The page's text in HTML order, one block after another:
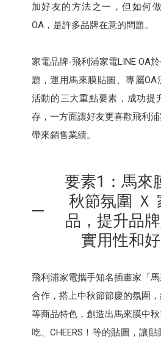
加好友的方法之一，但如何
OA，是許多品牌在意的問題。
家電品牌-飛利浦家電LINE OA
題，運用馬來膜貼圖、專屬
活動的三大重點要素，成功提
存，一方面讓好友更喜歡飛利
帶來銷售業績。
要素1：馬來
秋節氛圍 Ｘ
品，提升品
實用性和
飛利浦家電攜手知名插畫家「
合作，搭上中秋節節慶的氛圍
等商品特色，創造出馬來膜中
吃、CHEERS！等的貼圖，讓